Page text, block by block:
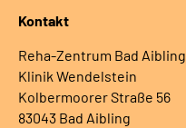
Kontakt
Reha-Zentrum Bad Aibling
Klinik Wendelstein
Kolbermoorer Straße 56
83043 Bad Aibling